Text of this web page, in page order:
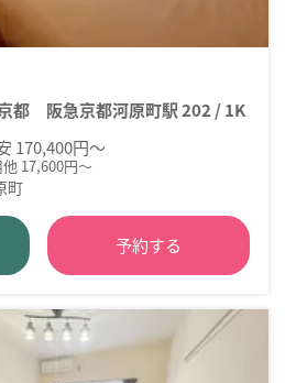
都 阪急京都河原町駅 202 / 1K
170,400円～
17,600円～
町
予約する